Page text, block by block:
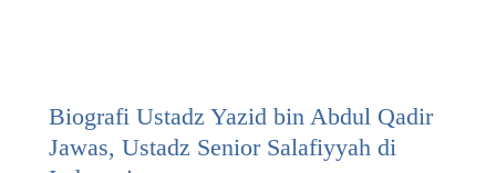
Biografi Ustadz Yazid bin Abdul Qadir
Jawas, Ustadz Senior Salafiyyah di